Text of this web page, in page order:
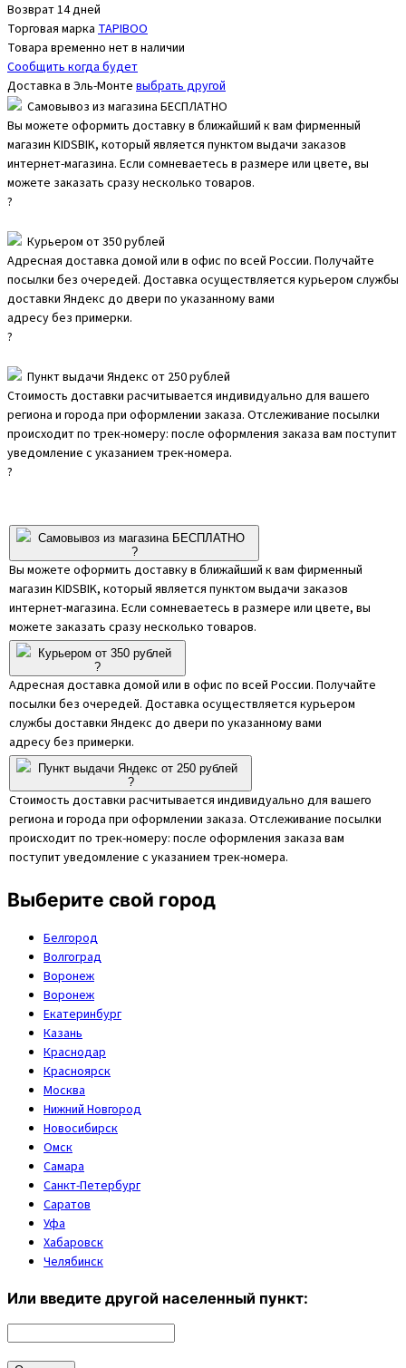
Возврат 14 дней
Торговая марка TAPIBOO
Товара временно нет в наличии
Сообщить когда будет
Доставка в Эль-Монте выбрать другой
Самовывоз из магазина БЕСПЛАТНО
Вы можете оформить доставку в ближайший к вам фирменный
магазин KIDSBIK, который является пунктом выдачи заказов
интернет-магазина. Если сомневаетесь в размере или цвете, вы
можете заказать сразу несколько товаров.
?
Курьером от 350 рублей
Адресная доставка домой или в офис по всей России. Получайте
посылки без очередей. Доставка осуществляется курьером службы
доставки Яндекс до двери по указанному вами
адресу без примерки.
?
Пункт выдачи Яндекс от 250 рублей
Стоимость доставки расчитывается индивидуально для вашего
региона и города при оформлении заказа. Отслеживание посылки
происходит по трек-номеру: после оформления заказа вам поступит
уведомление с указанием трек-номера.
?
Самовывоз из магазина БЕСПЛАТНО
?
Вы можете оформить доставку в ближайший к вам фирменный
магазин KIDSBIK, который является пунктом выдачи заказов
интернет-магазина. Если сомневаетесь в размере или цвете, вы
можете заказать сразу несколько товаров.
Курьером от 350 рублей
?
Адресная доставка домой или в офис по всей России. Получайте
посылки без очередей. Доставка осуществляется курьером
службы доставки Яндекс до двери по указанному вами
адресу без примерки.
Пункт выдачи Яндекс от 250 рублей
?
Стоимость доставки расчитывается индивидуально для вашего
региона и города при оформлении заказа. Отслеживание посылки
происходит по трек-номеру: после оформления заказа вам
поступит уведомление с указанием трек-номера.
Выберите свой город
Белгород
Волгоград
Воронеж
Воронеж
Екатеринбург
Казань
Краснодар
Красноярск
Москва
Нижний Новгород
Новосибирск
Омск
Самара
Санкт-Петербург
Саратов
Уфа
Хабаровск
Челябинск
Или введите другой населенный пункт: